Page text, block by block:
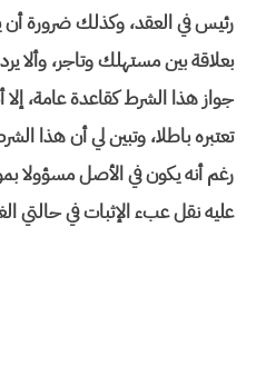
رئيس في العقد، وكذلك ضرورة أن
بعلاقة بين مستهلك وتاجر، وألا
جواز هذا الشرط كقاعدة عامة،
تعتبره باطلا، وتبين لي أن هذا
رغم أنه يكون في الأصل مسؤولا
عليه نقل عبء الإثبات في حالتي